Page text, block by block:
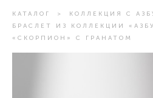
КАТАЛОГ > КОЛЛЕКЦИЯ С
БРАСЛЕТ ИЗ КОЛЛЕКЦИИ
«СКОРПИОН» С ГРАНАТОМ